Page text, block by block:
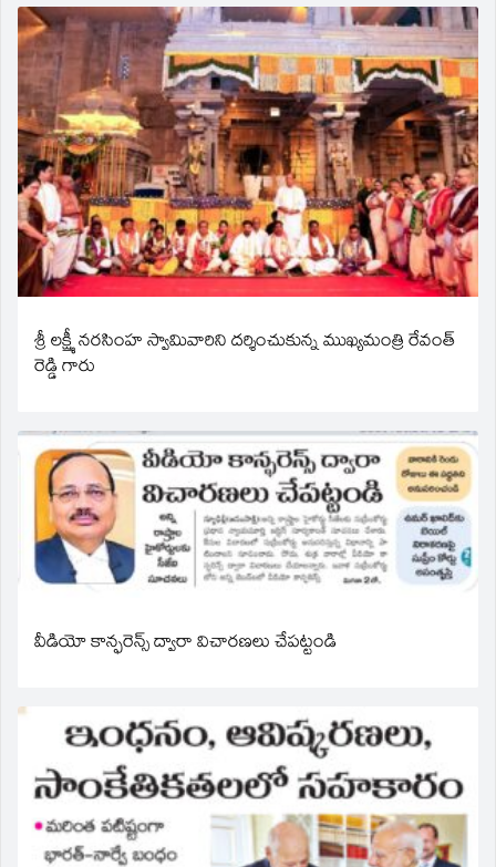
శ్రీ లక్ష్మీ నరసింహ స్వామివారిని దర్శించుకున్న ముఖ్యమంత్రి రేవంత్
రెడ్డి గారు
వీడియో కాన్ఫరెన్స్ ద్వారా విచారణలు చేపట్టండి